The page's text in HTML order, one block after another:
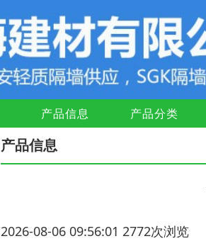
产品信息 产品分类
产品信息
2026-08-06 09:56:01 2772次浏览